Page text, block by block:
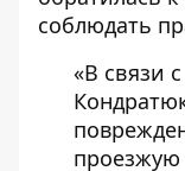
соблюдать
«В связи
проезжую